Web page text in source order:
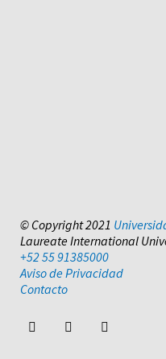
© Copyright 2021
Laureate International
+52 55 91385000
Aviso de Privacidad
Contacto